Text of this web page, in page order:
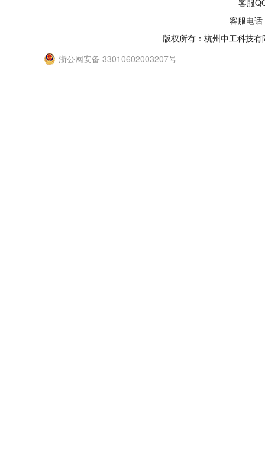
客服
客服电
版权所有：杭州中工科技
浙公网安备 33010602003207号